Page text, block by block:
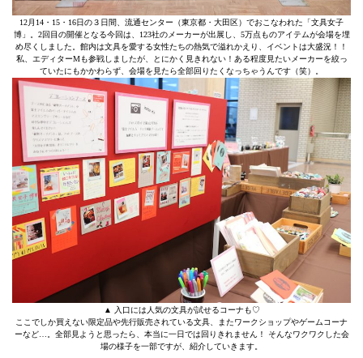
12月14・15・16日の３日間、流通センター（東京都・大田区）でおこなわれた「文具女子
博」。2回目の開催となる今回は、123社のメーカーが出展し、5万点ものアイテムが会場を埋
め尽くしました。館内は文具を愛する女性たちの熱気で溢れかえり、イベントは大盛況！！
私、エディターMも参戦しましたが、とにかく見きれない！ある程度見たいメーカーを絞っ
ていたにもかかわらず、会場を見たら全部回りたくなっちゃうんです（笑）。
▲ 入口には人気の文具が試せるコーナも♡
ここでしか買えない限定品や先行販売されている文具、またワークショップやゲームコーナ
ーなど…。全部見ようと思ったら、本当に一日では回りきれません！ そんなワクワクした会
場の様子を一部ですが、紹介していきます。